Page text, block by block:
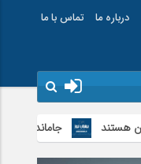
درباره ما تماس با ما
جاماندگان اربعین در اردبیل